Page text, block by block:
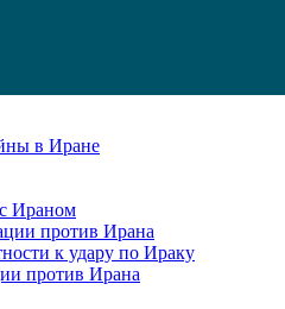
в Иране
Ираном
против Ирана
к удару по Ираку
против Ирана